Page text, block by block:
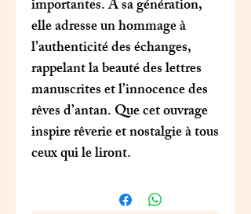
importantes. À sa génération,
elle adresse un hommage à
l’authenticité des échanges,
rappelant la beauté des lettres
manuscrites et l’innocence des
rêves d’antan. Que cet ouvrage
inspire rêverie et nostalgie à tous
ceux qui le liront.